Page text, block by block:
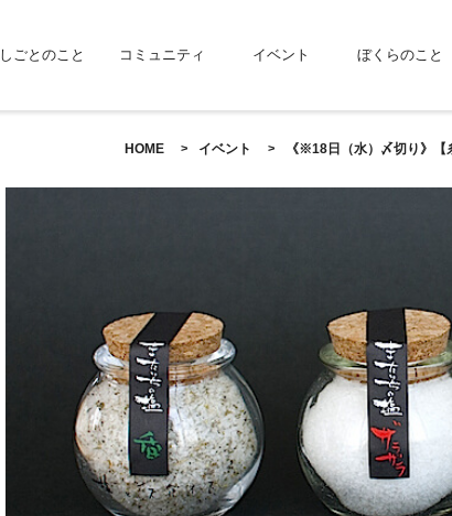
しごとのこと コミュニティ イベント ぼくらのこと
HOME イベント 《※18日（水）〆切り》【